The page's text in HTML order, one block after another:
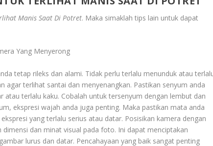
Manis Saat Di Potret. Maka simaklah tips lain untuk dapat
Yang Menyerong
tetap rileks dan alami. Tidak perlu terlalu menunduk atau
agar terlihat santai dan menyenangkan. Pastikan senyum anda
terlalu kaku. Cobalah untuk tersenyum dengan lembut dan
ekspresi wajah anda juga penting. Maka pastikan mata anda
yang terlalu serius atau datar. Posisikan kamera dengan
dan minat visual pada foto. Ini dapat menciptakan
lurus dan datar. Pencahayaan yang baik sangat penting